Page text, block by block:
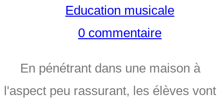
Education musicale
0 commentaire
En pénétrant dans une maison à
l'aspect peu rassurant, les élèves vont